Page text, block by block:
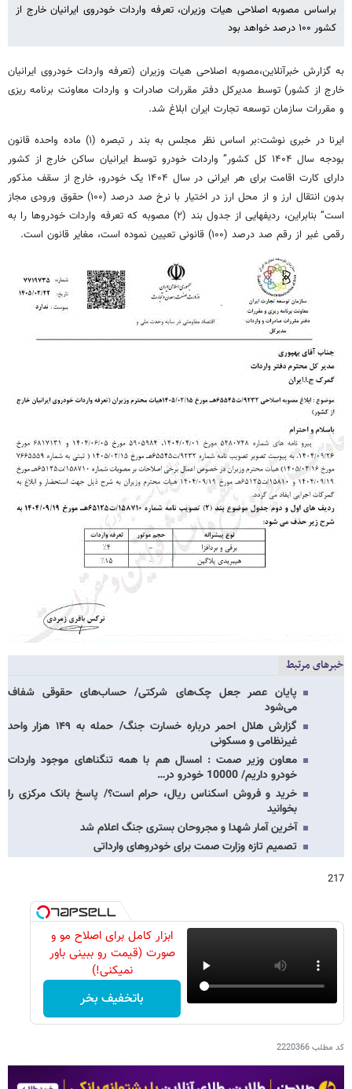
براساس مصوبه اصلاحی هیات وزیران، تعرفه واردات خودروی ایرانیان خارج از
کشور ۱۰۰ درصد خواهد بود
به گزارش خبرآنلاین،مصوبه اصلاحی هیات وزیران (تعرفه واردات خودروی ایرانیان
خارج از کشور) توسط مدیرکل دفتر مقررات صادرات و واردات معاونت برنامه ریزی
و مقررات سازمان توسعه تجارت ایران ابلاغ شد.
ایرنا در خبری نوشت:بر اساس نظر مجلس به بند ر تبصره (۱) ماده واحده قانون
بودجه سال ۱۴۰۴ کل کشور” واردات خودرو توسط ایرانیان ساکن خارج از کشور
دارای کارت اقامت برای هر ایرانی در سال ۱۴۰۴ یک خودرو، خارج از سقف مذکور
بدون انتقال ارز و از محل ارز در اختیار با نرخ صد درصد (۱۰۰) حقوق ورودی مجاز
است” بنابراین، ردیفهایی از جدول بند (۲) مصوبه که تعرفه واردات خودروها را به
رقمی غیر از رقم صد درصد (۱۰۰) قانونی تعیین نموده است، مغایر قانون است.
خبرهای مرتبط
پایان عصر جعل چک‌های شرکتی/ حساب‌های حقوقی شفاف
می‌شود
گزارش هلال احمر درباره خسارت جنگ/ حمله به ۱۴۹ هزار واحد
غیرنظامی و مسکونی
معاون وزیر صمت : امسال هم با همه تنگناهای موجود واردات
خودرو داریم/ 10000 خودرو در…
خرید و فروش اسکناس ریال، حرام است؟/ پاسخ بانک مرکزی را
بخوانید
آخرین آمار شهدا و مجروحان بستری جنگ اعلام شد
تصمیم تازه وزارت صمت برای خودروهای وارداتی
217
ابزار کامل برای اصلاح مو و
صورت (قیمت رو ببینی باور
نمیکنی!)
باتخفیف بخر
کد مطلب2220366